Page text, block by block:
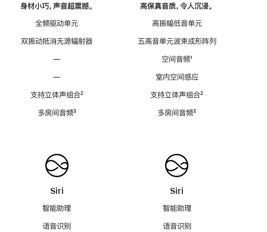
身材小巧，声音超震撼。
全频驱动单元
双振动抵消无源辐射器
—
—
支持立体声组合脚
²
多房间音频脚
³
Siri
智能助理
语音识别
高保真音质，令人沉浸。
高振幅低音单元
五高音单元波束成形阵列
空间音频脚
¹
室内空间感应
支持立体声组合脚
²
多房间音频脚
³
Siri
智能助理
语音识别